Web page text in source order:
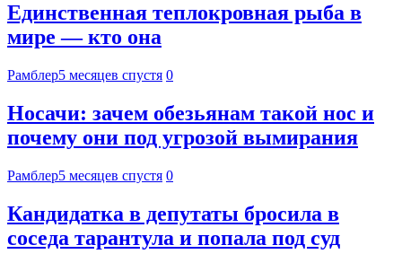
Единственная теплокровная рыба в
мире — кто она
Рамблер5 месяцев спустя 0
Носачи: зачем обезьянам такой нос и
почему они под угрозой вымирания
Рамблер5 месяцев спустя 0
Кандидатка в депутаты бросила в
соседа тарантула и попала под суд